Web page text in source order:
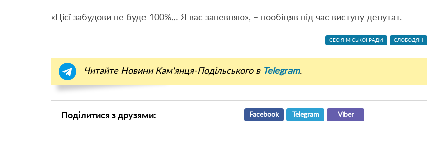
«Цієї забудови не буде 100%… Я вас запевняю», – пообіцяв під час виступу депутат.
СЕСІЯ МІСЬКОЇ РАДИ СЛОБОДЯН
Читайте Новини Кам'янця-Подільського в Telegram.
Поділитися з друзями: Facebook Telegram Viber